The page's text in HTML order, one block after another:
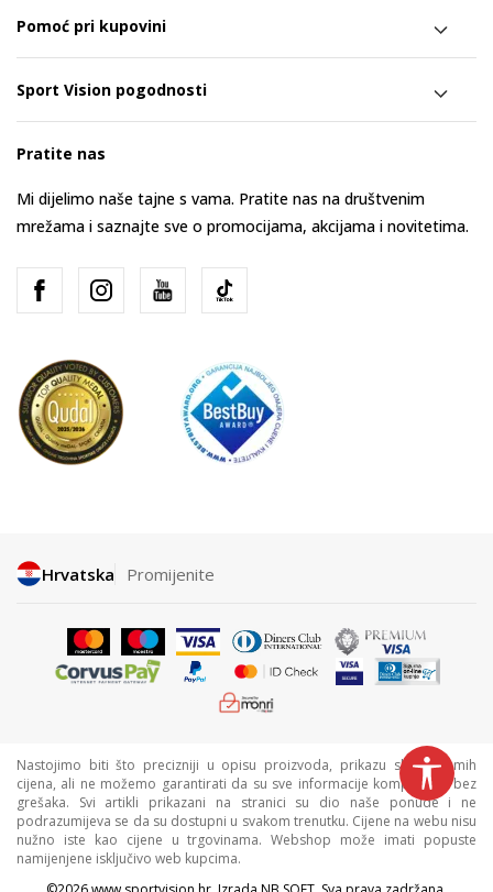
Pomoć pri kupovini
Sport Vision pogodnosti
Pratite nas
Mi dijelimo naše tajne s vama. Pratite nas na društvenim
mrežama i saznajte sve o promocijama, akcijama i novitetima.
Hrvatska Promijenite
Nastojimo biti što precizniji u opisu proizvoda, prikazu slika i samih
cijena, ali ne možemo garantirati da su sve informacije kompletne i bez
grešaka. Svi artikli prikazani na stranici su dio naše ponude i ne
podrazumijeva se da su dostupni u svakom trenutku. Cijene na webu nisu
nužno iste kao cijene u trgovinama. Webshop može imati popuste
namijenjene isključivo web kupcima.